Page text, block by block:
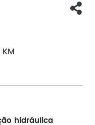
hidráulica